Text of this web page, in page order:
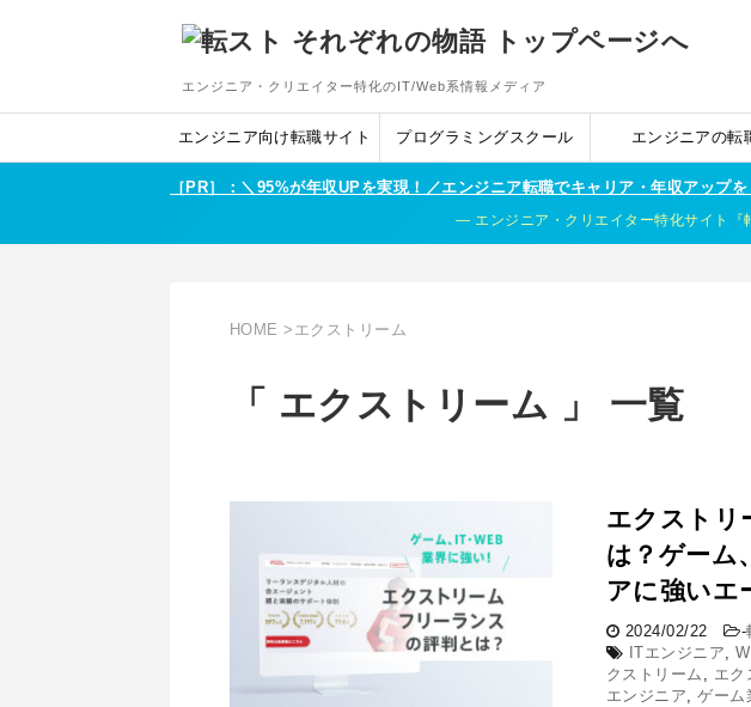
エンジニア・クリエイター特化のIT/Web系情報メディア
エンジニア向け転職サイト プログラミングスクール エンジニアの転
［PR］：＼95%が年収UPを実現！／エンジニア転職でキャリア・年収アップ
エンジニア・クリエイター特化サイト『
HOME > エクストリーム
「 エクストリーム 」 一覧
エクストリ
は？ゲーム
アに強いエ
2024/02/22 -
ITエンジニア,
クストリーム , エク
エンジニア,ゲーム